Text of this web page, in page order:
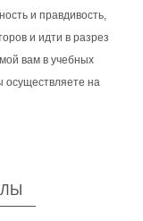
и правдивость,
и идти в разрез
вам в учебных
осуществляете на